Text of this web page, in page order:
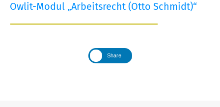
Owlit-Modul „Arbeitsrecht (Otto Schmidt)“
Share